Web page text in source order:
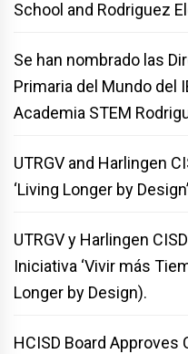
School and Rodriguez
Se han nombrado las
Primaria del Mundo del
Academia STEM
UTRGV and Harlingen
‘Living Longer by
UTRGV y Harlingen
Iniciativa ‘Vivir más
Longer by Design).
HCISD Board Approves